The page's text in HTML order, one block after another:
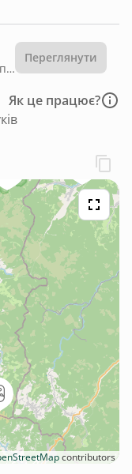
Оберіть дати, щоб переглянути правила
Переглянути
Як це працює?
contributors